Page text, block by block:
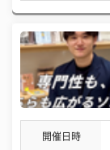
開催日時